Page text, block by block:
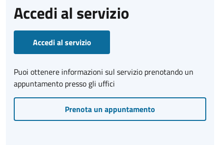
Accedi al servizio
Accedi al servizio
Puoi ottenere informazioni sul servizio prenotando un
appuntamento presso gli uffici
Prenota un appuntamento